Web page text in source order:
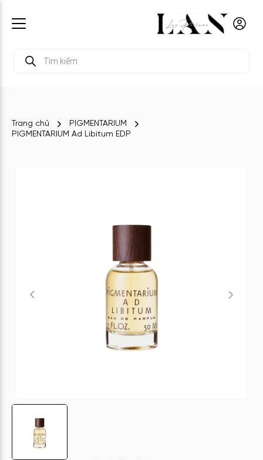
kiếm
Trang chủ
PIGMENTARIUM
PIGMENTARIUM Ad Libitum EDP